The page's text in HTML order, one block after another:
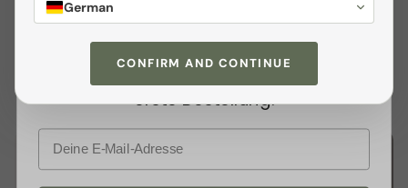
Schuhaufbewahrung.
garantiert es höchste Qualität – fertig montiert und
exklusivenAngebotensowie wertvollen
Tipps. Als kleines Dankeschön
schenken wir dir3% Rabattauf deine
erste Bestellung.
E-Mail
German
CONFIRM AND CONTINUE